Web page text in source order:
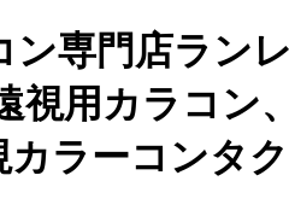
専門店ラン
用カラコン
ラーコンタ